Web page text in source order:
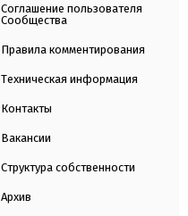
Соглашение пользователя
Сообщества
Правила комментирования
Техническая информация
Контакты
Вакансии
Структура собственности
Архив